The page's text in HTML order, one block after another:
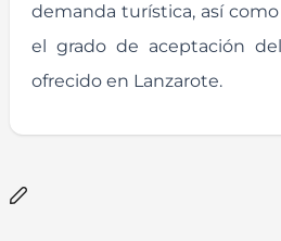
demanda turística, así
el grado de aceptación
ofrecido en Lanzarote.